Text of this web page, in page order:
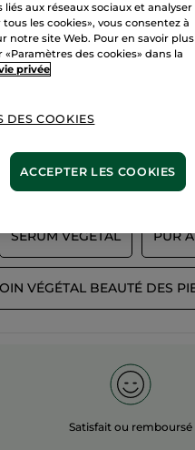
champs
SÉRUM VÉGÉTAL PUR
VÉGÉTAL BEAUTÉ DES
Satisfait ou remboursé
aux réseaux sociaux et analyser
les cookies», vous consentez à
notre site Web. Pour en savoir
des cookies» dans la
privée
DES COOKIES
ACCEPTER LES COOKIES